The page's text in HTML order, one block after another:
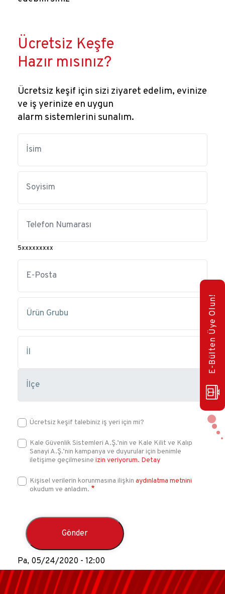
Ücretsiz Keşfe
Hazır mısınız?
Ücretsiz keşif için sizi ziyaret edelim, evinize
ve iş yerinize en uygun
alarm sistemlerini sunalım.
5xxxxxxxxx
Ücretsiz keşif talebiniz iş yeri için mi?
Kale Güvenlik Sistemleri A.Ş.’nin ve Kale Kilit ve Kalıp
Sanayi A.Ş.’nin kampanya ve duyurular için benimle
iletişime geçilmesine izin veriyorum. Detay
Kişisel verilerin korunmasına ilişkin aydınlatma metnini
okudum ve anladım.
Pa, 05/24/2020 - 12:00
E-Bülten Üye Olun!